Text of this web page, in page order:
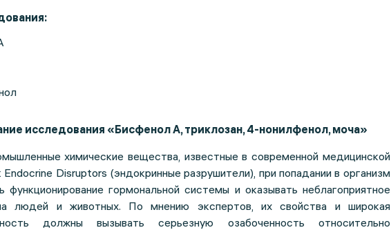
исследования «Бисфенол А, триклозан, 4-нонилфенол, моча»
химические вещества, известные в современной медицинской
Endocrine Disruptors (эндокринные разрушители), при попадании в организм
функционирование гормональной системы и оказывать неблагоприятное
людей и животных. По мнению экспертов, их свойства и широкая
должны вызывать серьезную озабоченность относительно